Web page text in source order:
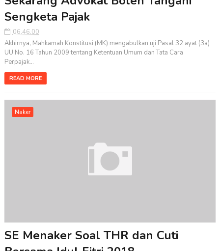
Sengketa Pajak
06.46.00
Akhirnya, Mahkamah Konstitusi (MK) mengabulkan uji Pasal 32 ayat (3a)
UU No. 16 Tahun 2009 tentang Ketentuan Umum dan Tata Cara
Perpajak...
READ MORE
Naker
SE Menaker Soal THR dan Cuti